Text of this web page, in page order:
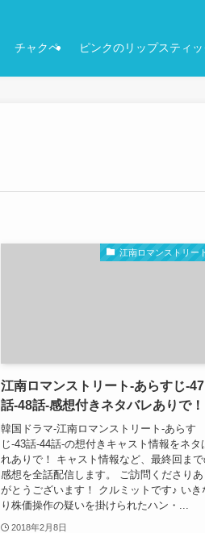
チャクペ ピンクのリップスティ
江南ロマンストリー
江南ロマンストリート-あらすじ-47
話-48話-感想付きネタバレありで！
韓国ドラマ-江南ロマンストリート-あらす
じ-43話-44話-の想付きキャスト情報をネタ
れありで！ キャスト情報など、最終回まで
感想を全話配信します。 ご訪問くださりあ
がとうございます！ クルミットです♪ いき
り株価操作の疑いを掛けられたハン・...
2018年2月8日